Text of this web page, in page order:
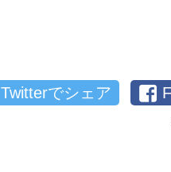
Twitterでシェア